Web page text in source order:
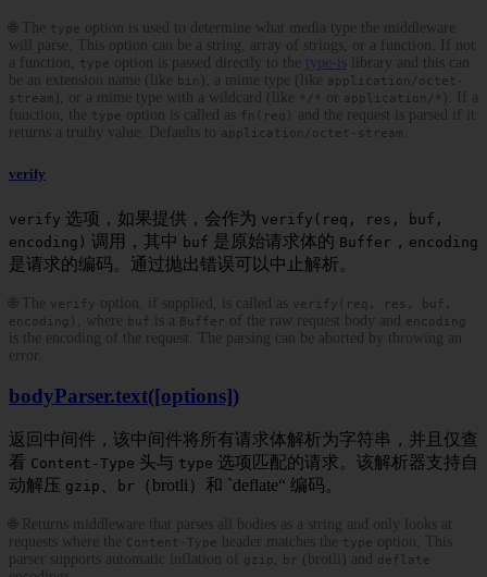
🌐 The type option is used to determine what media type the middleware
will parse. This option can be a string, array of strings, or a function. If not
a function, type option is passed directly to the type-is
library and this can
be an extension name (like
bin ), a mime type (like
application/octet-
stream ), or a mime type with a wildcard (like or application/*
). If a
function, the
type option is called as fn(req)
and the request is parsed if it
returns a truthy value. Defaults to application/octet-stream
verify
verify 选项，如果提供，会作为 verify(req, res, buf,
encoding) 调用，其中 buf 是原始请求体的 Buffer ， encoding
是请求的编码。通过抛出错误可以中止解析。
🌐 The verify option, if supplied, is called as
verify(req, res, buf,
encoding)
, where buf is a Buffer of the raw request body and encoding
is the encoding of the request. The parsing can be aborted by throwing an
error.
bodyParser.text([options])
返回中间件，该中间件将所有请求体解析为字符串，并且仅查
看 Content-Type 头与 type 选项匹配的请求。该解析器支持自
动解压 gzip br （brotli）和 `deflate“ 编码。
🌐 Returns middleware that parses all bodies as a string and only looks at
requests where the
Content-Type header matches the type option. This
parser supports automatic inflation of
gzip br (brotli) and deflate